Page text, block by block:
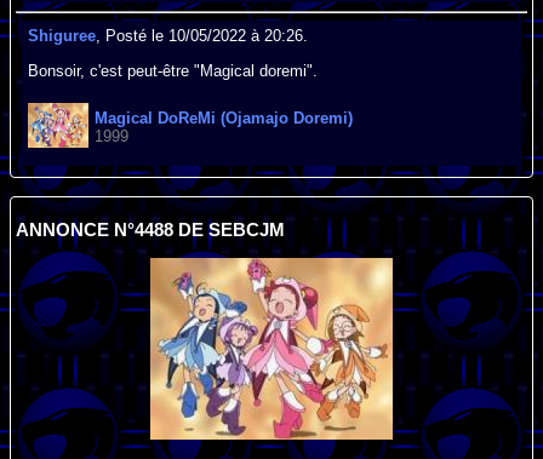
Shiguree, Posté le 10/05/2022 à 20:26.
Bonsoir, c'est peut-être "Magical doremi".
Magical DoReMi (Ojamajo Doremi)
1999
ANNONCE N°4488 DE SEBCJM